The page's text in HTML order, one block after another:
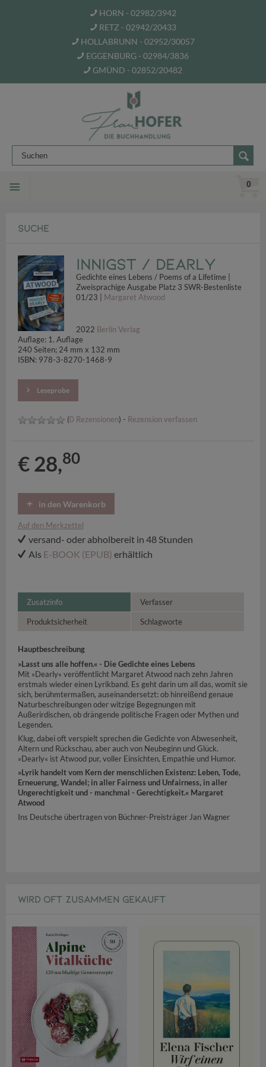
HORN - 02982/3942
RETZ - 02942/20433
HOLLABRUNN - 02952/30057
EGGENBURG - 02984/3836
GMÜND - 02852/20482
0
SUCHE
Innigst / Dearly
Gedichte eines Lebens / Poems of a Lifetime |
Zweisprachige Ausgabe Platz 3 SWR-Bestenliste
01/23 | Margaret Atwood
2022 Berlin Verlag
Auflage: 1. Auflage
240 Seiten; 24 mm x 132 mm
ISBN: 978-3-8270-1468-9
Leseprobe
(0 Rezensionen) - Rezension verfassen
€ 28,80
in den Warenkorb
Auf den Merkzettel
versand- oder abholbereit in 48 Stunden
Als E-BOOK (EPUB) erhältlich
Zusatzinfo Verfasser
Produktsicherheit Schlagworte
Hauptbeschreibung
»Lasst uns alle hoffen.« - Die Gedichte eines Lebens
Mit »Dearly« veröffentlicht Margaret Atwood nach zehn Jahren
erstmals wieder einen Lyrikband. Es geht darin um all das, womit sie
sich, berühmtermaßen, auseinandersetzt: ob hinreißend genaue
Naturbeschreibungen oder witzige Begegnungen mit
Außerirdischen, ob drängende politische Fragen oder Mythen und
Legenden.
Klug, dabei oft verspielt sprechen die Gedichte von Abwesenheit,
Altern und Rückschau, aber auch von Neubeginn und Glück.
»Dearly« ist Atwood pur, voller Einsichten, Empathie und Humor.
»Lyrik handelt vom Kern der menschlichen Existenz: Leben, Tode,
Erneuerung, Wandel; in aller Fairness und Unfairness, in aller
Ungerechtigkeit und - manchmal - Gerechtigkeit.« Margaret
Atwood
Ins Deutsche übertragen von Büchner-Preisträger Jan Wagner
WIRD OFT ZUSAMMEN GEKAUFT